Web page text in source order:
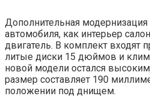
Дополнительная модернизация
автомобиля, как интерьер
двигатель. В комплект входят
литые диски 15 дюймов и
новой модели остался
размер составляет 190
положении под днищем.